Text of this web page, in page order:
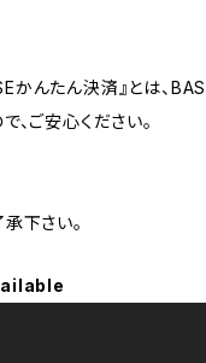
かんたん決済』とは、
ご安心ください。
下さい。